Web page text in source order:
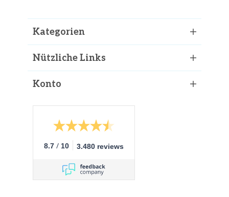
Kategorien
Nützliche Links
Konto
8.7 / 10 3.480 reviews